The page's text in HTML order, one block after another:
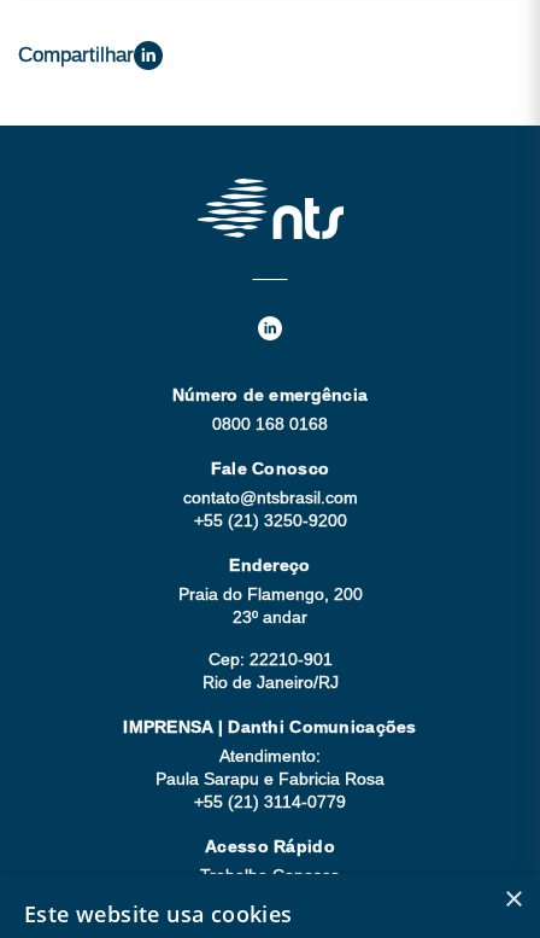
Compartilhar
Número de emergência
0800 168 0168
Fale Conosco
contato@ntsbrasil.com
+55 (21) 3250-9200
Endereço
Praia do Flamengo, 200
23º andar
Cep: 22210-901
Rio de Janeiro/RJ
IMPRENSA | Danthi Comunicações
Atendimento:
Paula Sarapu e Fabricia Rosa
+55 (21) 3114-0779
Acesso Rápido
Trabalhe Conosco
Seja Fornecedor
×
Este website usa cookies